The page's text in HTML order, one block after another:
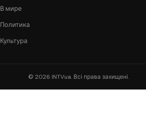
В мире
Политика
Культура
© 2026 INTVua. Всі права захищені.